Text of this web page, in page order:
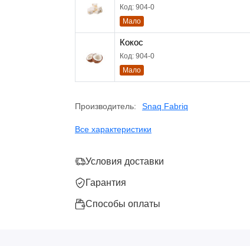
Код: 904-0
Мало
Кокос
Код: 904-0
Мало
Производитель: Snaq Fabriq
Все характеристики
Условия доставки
Гарантия
Способы оплаты